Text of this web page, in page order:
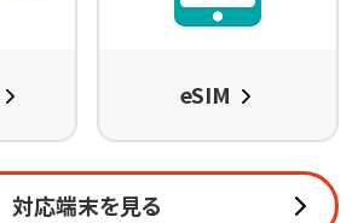
eSIM
対応端末を見る